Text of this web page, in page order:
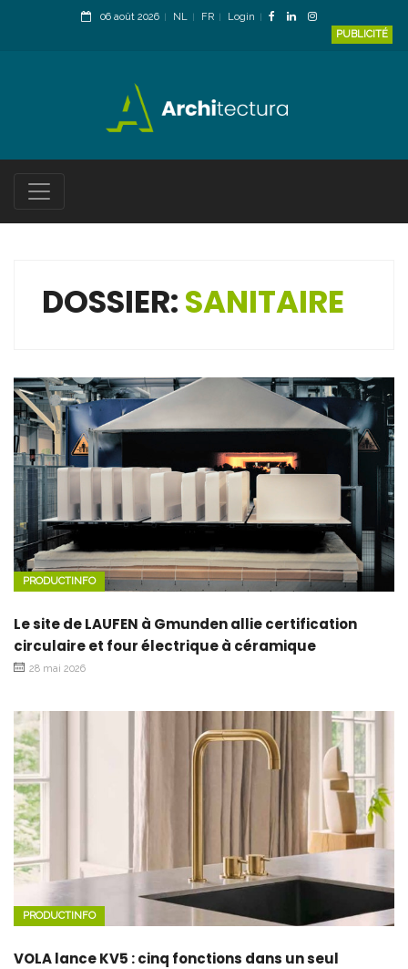
06 août 2026 NL FR
Login
PUBLICITÉ
DOSSIER:SANITAIRE
PRODUCTINFO
Le site de LAUFEN à Gmunden allie certification
circulaire et four électrique à céramique
28 mai 2026
PRODUCTINFO
VOLA lance KV5 : cinq fonctions dans un seul